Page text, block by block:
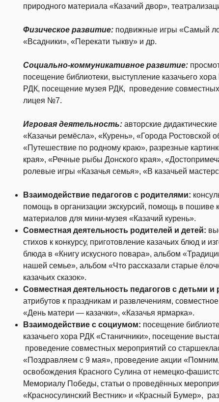
природного материала «Казачий двор»,
Физическое развитие: подвижные игры «Самый
«Всадники», «Перекати тыкву» и др.
Социально-коммуникативное развитие:
посещение библиотеки, выступление казачьего
РДК, посещение музея РДК, проведение
лицея №7.
Игровая деятельность: авторские
«Казачьи ремёсла», «Курень», «Города Ростовской
«Путешествие по родному краю», разрезные
края», «Речные рыбы Донского края»,
ролевые игры «Казачья семья», «В казачьей
Взаимодействие педагогов с родителями:
помощь в организации экскурсий, помощь в пошиве
материалов для мини-музея «Казачий курень».
Совместная деятельность родителей и детей:
стихов к конкурсу, приготовление казачьих блюд и
блюда в «Книгу искусного повара», альбом
нашей семье», альбом «Что рассказали старые
казачьих сказок».
Совместная деятельность педагогов с детьми и
атрибутов к праздникам и развлечениям,
«День матери — казачки», «Казачья ярмарка».
Взаимодействие с социумом: посещение
казачьего хора РДК «Станичники», посещение
проведение совместных мероприятий со
«Поздравляем с 9 мая», проведение акции
освобождения Красного Сулина от немецко-
Мемориалу Победы, статьи о проведённых
«Красносулинский Вестник» и «Красный Бумер»,